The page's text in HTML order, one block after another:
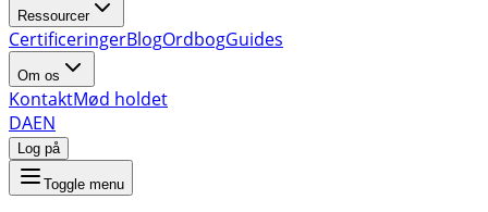
Ressourcer
CertificeringerBlogOrdbogGuides
Om os
KontaktMød holdet
DAEN
Log på
Toggle menu